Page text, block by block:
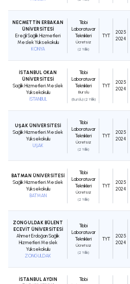
NECMETTİN ERBAKAN
ÜNİVERSİTESİ
Ereğli Sağlık Hizmetleri
Meslek Yüksekokulu
KONYA
Tıbbi
Laboratuvar
Teknikleri
Ücretsiz
(2 Yıllık)
TYT
2025
2024
İSTANBUL OKAN
ÜNİVERSİTESİ
Sağlık Hizmetleri Meslek
Yüksekokulu
İSTANBUL
Tıbbi
Laboratuvar
Teknikleri
Burslu
(Burslu) (2 Yıllık)
TYT
2025
2024
UŞAK ÜNİVERSİTESİ
Sağlık Hizmetleri Meslek
Yüksekokulu
UŞAK
Tıbbi
Laboratuvar
Teknikleri
Ücretsiz
(2 Yıllık)
TYT
2025
2024
BATMAN ÜNİVERSİTESİ
Sağlık Hizmetleri Meslek
Yüksekokulu
BATMAN
Tıbbi
Laboratuvar
Teknikleri
Ücretsiz
(2 Yıllık)
TYT
2025
2024
ZONGULDAK BÜLENT
ECEVİT ÜNİVERSİTESİ
Ahmet Erdoğan Sağlık
Hizmetleri Meslek
Yüksekokulu
ZONGULDAK
Tıbbi
Laboratuvar
Teknikleri
Ücretsiz
(2 Yıllık)
TYT
2025
2024
İSTANBUL AYDIN
Tıbbi